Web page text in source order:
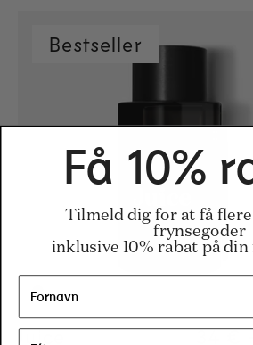
Bestseller
Juice 34 €
Få 10%
Tilmeld dig for at få
frynsegoder
inklusive 10% rabat på